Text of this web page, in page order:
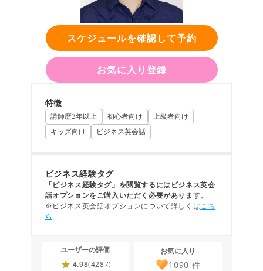
スケジュールを確認して予約
お気に入り登録
特徴
講師歴3年以上 初心者向け
上級者向け
キッズ向け
ビジネス英会話
ビジネス経験タグ
「ビジネス経験タグ」を閲覧するにはビジネス英会
話オプションをご購入いただく必要があります。
※ビジネス英会話オプションについて詳しくはこち
ら
ユーザーの評価
4.98(4287)
お気に入り
1090 件